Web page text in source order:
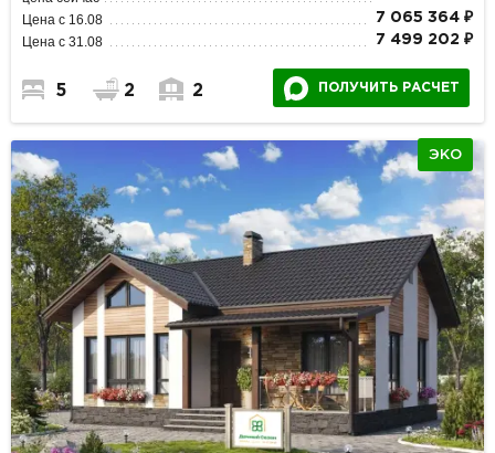
Цена с 16.08 7 065 364 ₽
Цена с 31.08 7 499 202 ₽
5 2 2 ПОЛУЧИТЬ РАСЧЕТ
ЭКО